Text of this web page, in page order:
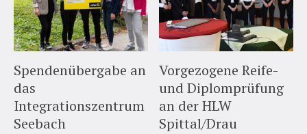
Spendenübergabe an
das
Integrationszentrum
Seebach
Vorgezogene Reife-
und Diplomprüfung
an der HLW
Spittal/Drau